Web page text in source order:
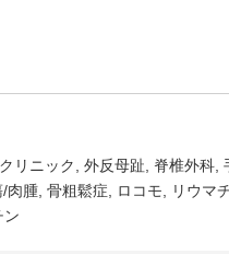
リニック 外反母趾 脊椎外科
/肉腫 骨粗鬆症 ロコモ リウマ
ン